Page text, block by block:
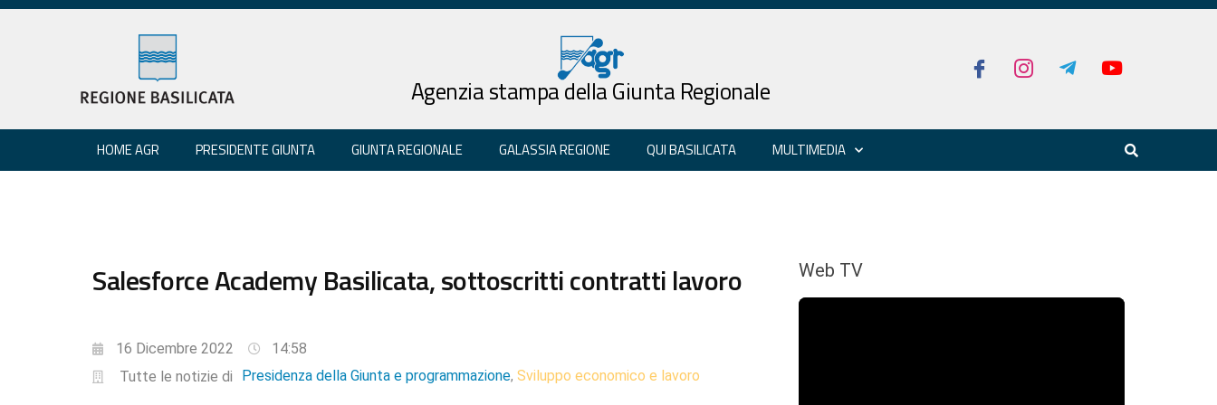
Agenzia stampa della Giunta Regionale
HOME AGR PRESIDENTE GIUNTA GIUNTA REGIONALE GALASSIA REGIONE QUI BASILICATA MULTIMEDIA
Salesforce Academy Basilicata, sottoscritti contratti lavoro
16 Dicembre 2022
14:58
Tutte le notizie di
Presidenza della Giunta e programmazione, Sviluppo economico e lavoro
Web TV